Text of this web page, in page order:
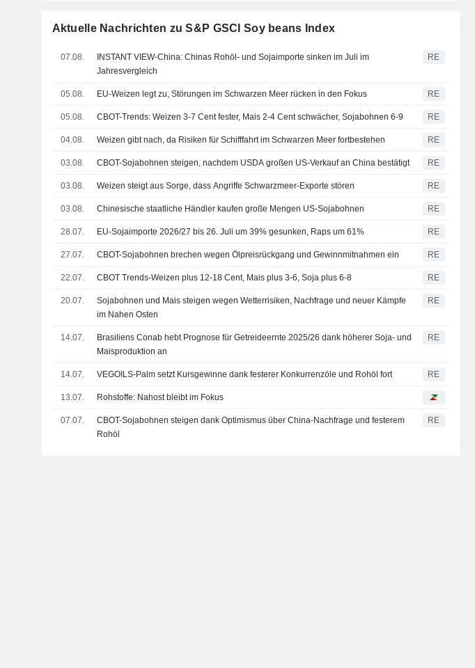
Aktuelle Nachrichten zu S&P GSCI Soy beans Index
07.08.
INSTANT VIEW-China: Chinas Rohöl- und Sojaimporte sinken im Juli im
Jahresvergleich
RE
05.08. EU-Weizen legt zu, Störungen im Schwarzen Meer rücken in den Fokus RE
05.08. CBOT-Trends: Weizen 3-7 Cent fester, Mais 2-4 Cent schwächer, Sojabohnen 6-9 RE
04.08. Weizen gibt nach, da Risiken für Schifffahrt im Schwarzen Meer fortbestehen RE
03.08. CBOT-Sojabohnen steigen, nachdem USDA großen US-Verkauf an China bestätigt RE
03.08. Weizen steigt aus Sorge, dass Angriffe Schwarzmeer-Exporte stören RE
03.08. Chinesische staatliche Händler kaufen große Mengen US-Sojabohnen RE
28.07. EU-Sojaimporte 2026/27 bis 26. Juli um 39% gesunken, Raps um 61% RE
27.07. CBOT-Sojabohnen brechen wegen Ölpreisrückgang und Gewinnmitnahmen ein RE
22.07. CBOT Trends-Weizen plus 12-18 Cent, Mais plus 3-6, Soja plus 6-8 RE
20.07.
Sojabohnen und Mais steigen wegen Wetterrisiken, Nachfrage und neuer Kämpfe
im Nahen Osten
RE
14.07.
Brasiliens Conab hebt Prognose für Getreideernte 2025/26 dank höherer Soja- und
Maisproduktion an
RE
14.07. VEGOILS-Palm setzt Kursgewinne dank festerer Konkurrenzöle und Rohöl fort RE
13.07. Rohstoffe: Nahost bleibt im Fokus
07.07.
CBOT-Sojabohnen steigen dank Optimismus über China-Nachfrage und festerem
Rohöl
RE